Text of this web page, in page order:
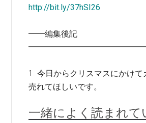
http://bit.ly/37hSI26
━━編集後記
1. 今日からクリスマスにかけて
売れてほしいです。
一緒によく読まれて